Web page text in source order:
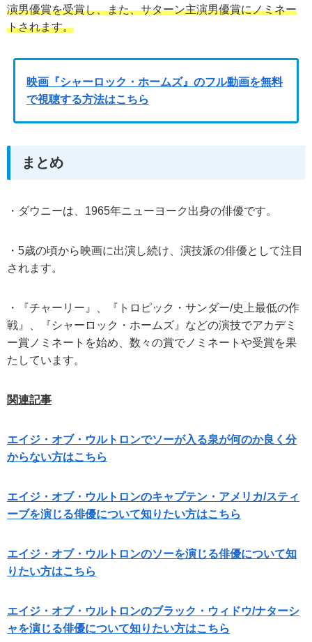
演男優賞を受賞し、また、サターン主演男優賞にノミネー
トされます。
映画『シャーロック・ホームズ』のフル動画を無料
で視聴する方法はこちら
まとめ
・ダウニーは、1965年ニューヨーク出身の俳優です。
・5歳の頃から映画に出演し続け、演技派の俳優として注目
されます。
・『チャーリー』、『トロピック・サンダー/史上最低の作
戦』、『シャーロック・ホームズ』などの演技でアカデミ
ー賞ノミネートを始め、数々の賞でノミネートや受賞を果
たしています。
関連記事
エイジ・オブ・ウルトロンでソーが入る泉が何のか良く分
からない方はこちら
エイジ・オブ・ウルトロンのキャプテン・アメリカ/スティ
ーブを演じる俳優について知りたい方はこちら
エイジ・オブ・ウルトロンのソーを演じる俳優について知
りたい方はこちら
エイジ・オブ・ウルトロンのブラック・ウィドウ/ナターシ
ャを演じる俳優について知りたい方はこちら